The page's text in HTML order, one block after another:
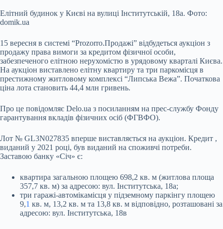
Елітний будинок у Києві на вулиці Інститутській, 18а. Фото:
domik.ua
15 вересня в системі “Prozorro.Продажі” відбудеться аукціон з
продажу права вимоги за кредитом фізичної особи,
забезпеченого елітною нерухомістю в урядовому кварталі Києва.
На аукціон виставлено елітну квартиру та три паркомісця в
престижному житловому комплексі “Липська Вежа”. Початкова
ціна лота становить 44,4 млн гривень.
Про це повідомляє Delo.ua з посиланням на прес-службу Фонду
гарантування вкладів фізичних осіб (ФГВФО).
Лот № GL3N027835 вперше виставляється на аукціон. Кредит ,
виданий у 2021 році, був виданий на споживчі потреби.
Заставою банку «Січ» є:
квартира загальною площею 698,2 кв. м (житлова площа
357,7 кв. м) за адресою: вул. Інститутська, 18а;
три гаражі-автомікамісця у підземному паркінгу площею
9,1 кв. м, 13,2 кв. м та 13,8 кв. м відповідно, розташовані за
адресою: вул. Інститутська, 18в